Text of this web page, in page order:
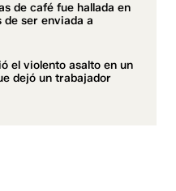
de café fue hallada en
ser enviada a
el violento asalto en un
dejó un trabajador